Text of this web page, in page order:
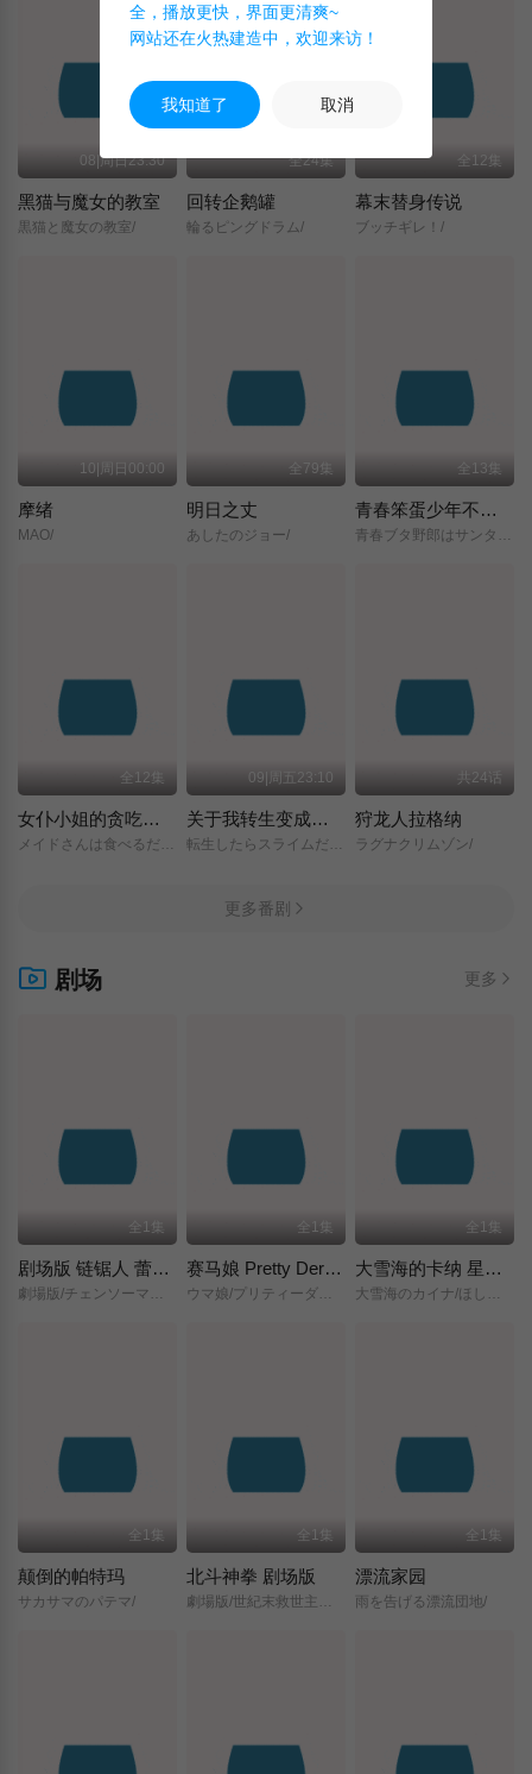
08|周日23:30
黑猫与魔女的教室
黒猫と魔女の教室/
全24集
回转企鹅罐
輪るピングドラム/
全12集
幕末替身传说
ブッチギレ！/
10|周日00:00
摩绪
MAO/
全79集
明日之丈
あしたのジョー/
全13集
青春笨蛋少年不做圣诞服女郎的梦
青春ブタ野郎はサンタクロースの夢を見ない/
全12集
女仆小姐的贪吃日常
09|周五23:10
关于我转生变成史莱姆这档事 第四季
転生したらスライムだった件/第4期/
共24话
狩龙人拉格纳
ラグナクリムゾン/
更多番剧
剧场 更多
全1集
剧场版 链锯人 蕾塞篇(正式版)
全1集
赛马娘 Pretty Derby 新时代之门
全1集
大雪海的卡纳 星之贤者
全1集
颠倒的帕特玛
サカサマのパテマ/
全1集
北斗神拳 剧场版
劇場版/世紀末救世主伝説/北斗の拳/
全1集
漂流家园
雨を告げる漂流団地/
全，播放更快，界面更清爽~
网站还在火热建造中，欢迎来访！
我知道了 取消